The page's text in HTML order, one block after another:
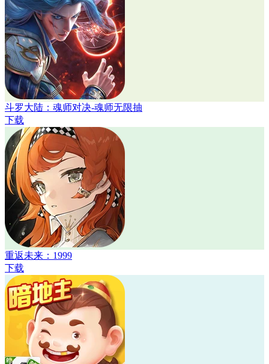
斗罗大陆：魂师对决-魂师无限抽
下载
重返未来：1999
下载